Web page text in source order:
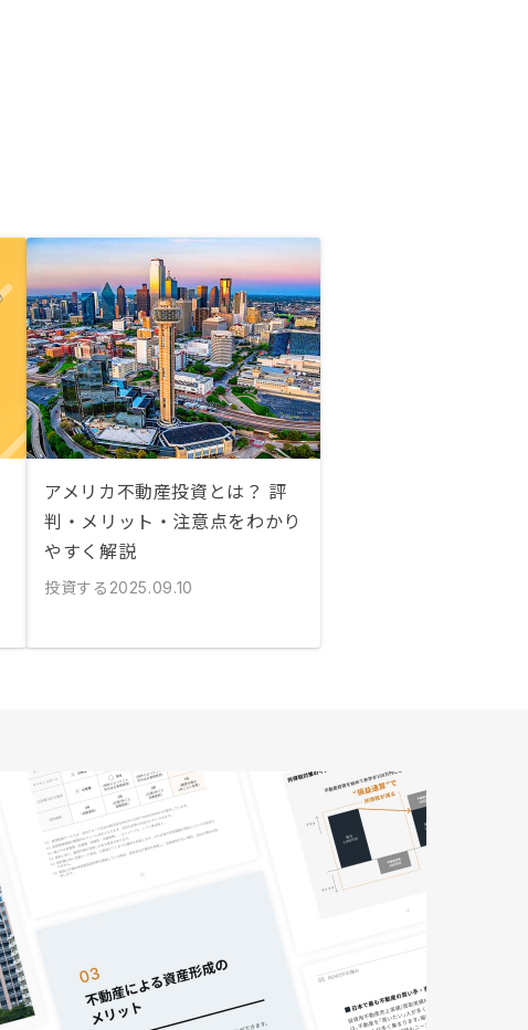
アメリカ不動産投資とは？ 評
判・メリット・注意点をわかり
やすく解説
投資する 2025.09.10